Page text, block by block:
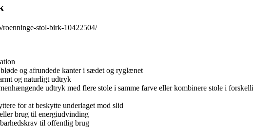
stol-birk-10422504/
og afrundede kanter i sædet og ryglænet
og naturligt udtryk
udtryk med flere stole i samme farve eller kombinere stole i
for at beskytte underlaget mod slid
brug til energiudvinding
til offentlig brug